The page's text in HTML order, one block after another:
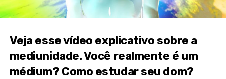
Veja esse vídeo explicativo sobre a
mediunidade. Você realmente é um
médium? Como estudar seu dom?